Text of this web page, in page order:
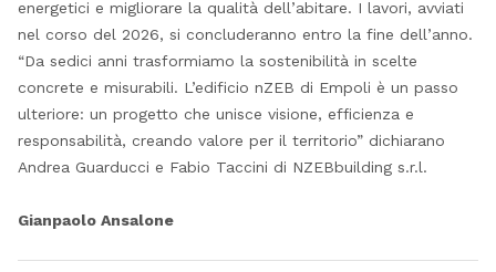
energetici e migliorare la qualità dell’abitare. I lavori, avviati
nel corso del 2026, si concluderanno entro la fine dell’anno.
“Da sedici anni trasformiamo la sostenibilità in scelte
concrete e misurabili. L’edificio nZEB di Empoli è un passo
ulteriore: un progetto che unisce visione, efficienza e
responsabilità, creando valore per il territorio” dichiarano
Andrea Guarducci e Fabio Taccini di NZEBbuilding s.r.l.
Gianpaolo Ansalone